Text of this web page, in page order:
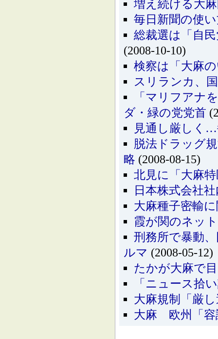
増え続ける大
毎日新聞の使
総裁選は「自
(2008-10-10)
検察は「大麻
スリランカ、
「マリフアナ
ダ・緑の党党首
見通し厳しく
脱法ドラッグ
略 (2008-08-15)
北見に「大麻
日本株式会社
大麻種子密輸
霞が関のネッ
刑務所で暴動
ルマ (2008-05-12)
たかが大麻で
「ニュース拾
大麻規制「厳
大麻 欧州「容